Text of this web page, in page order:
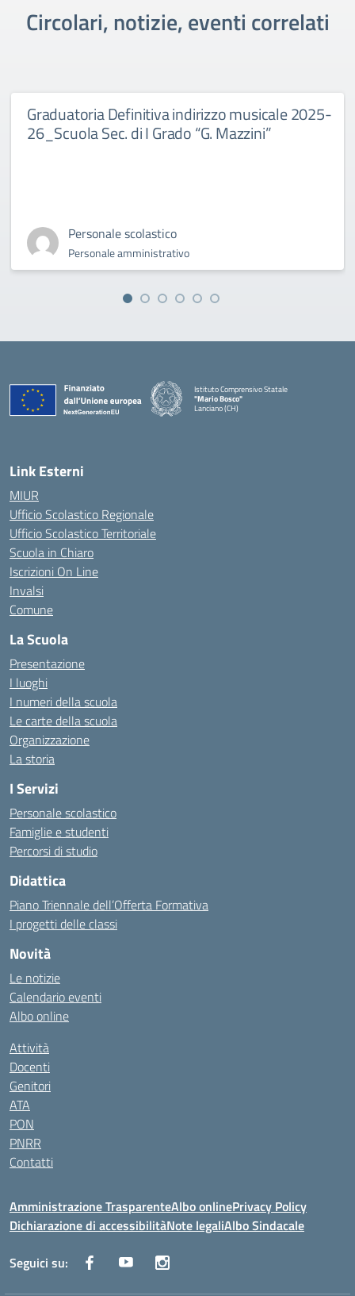
Circolari, notizie, eventi correlati
Graduatoria Definitiva indirizzo musicale 2025-
26_Scuola Sec. di I Grado “G. Mazzini”
Personale scolastico
Personale amministrativo
Istituto Comprensivo Statale
"Mario Bosco"
Lanciano (CH)
Link Esterni
MIUR
Ufficio Scolastico Regionale
Ufficio Scolastico Territoriale
Scuola in Chiaro
Iscrizioni On Line
Invalsi
Comune
La Scuola
Presentazione
I luoghi
I numeri della scuola
Le carte della scuola
Organizzazione
La storia
I Servizi
Personale scolastico
Famiglie e studenti
Percorsi di studio
Didattica
Piano Triennale dell’Offerta Formativa
I progetti delle classi
Novità
Le notizie
Calendario eventi
Albo online
Attività
Docenti
Genitori
ATA
PON
PNRR
Contatti
Amministrazione TrasparenteAlbo onlinePrivacy Policy
Dichiarazione di accessibilitàNote legaliAlbo Sindacale
Seguici su: